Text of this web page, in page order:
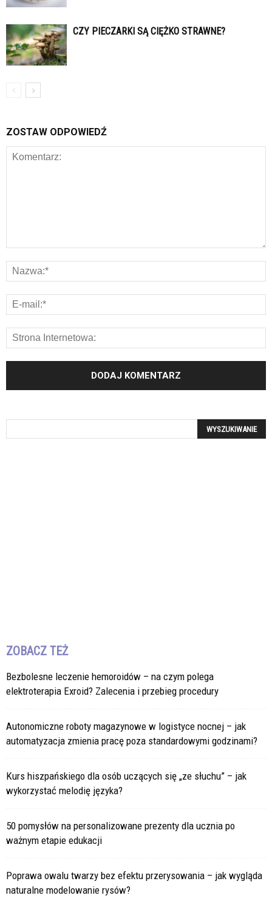
CZY PIECZARKI SĄ CIĘŻKO STRAWNE?
ZOSTAW ODPOWIEDŹ
ZOBACZ TEŻ
Bezbolesne leczenie hemoroidów – na czym polega
elektroterapia Exroid? Zalecenia i przebieg procedury
Autonomiczne roboty magazynowe w logistyce nocnej – jak
automatyzacja zmienia pracę poza standardowymi godzinami?
Kurs hiszpańskiego dla osób uczących się „ze słuchu” – jak
wykorzystać melodię języka?
50 pomysłów na personalizowane prezenty dla ucznia po
ważnym etapie edukacji
Poprawa owalu twarzy bez efektu przerysowania – jak wygląda
naturalne modelowanie rysów?